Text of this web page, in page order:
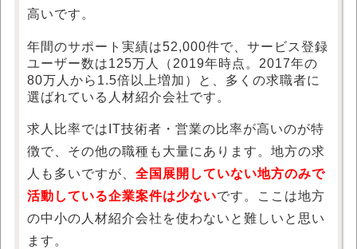
高いです。
年間のサポート実績は52,000件で、サービス登録
ユーザー数は125万人（2019年時点。2017年の
80万人から1.5倍以上増加）と、多くの求職者に
選ばれている人材紹介会社です。
求人比率ではIT技術者・営業の比率が高いのが特
徴で、その他の職種も大量にあります。地方の求
人も多いですが、 全国展開していない地方のみで
活動している企業案件は少ないです。ここは地方
の中小の人材紹介会社を使わないと難しいと思い
ます。